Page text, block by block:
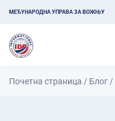
МЕЂУНАРОДНА УПРАВА ЗА ВОЖЊУ
Почетна страница / Блог /